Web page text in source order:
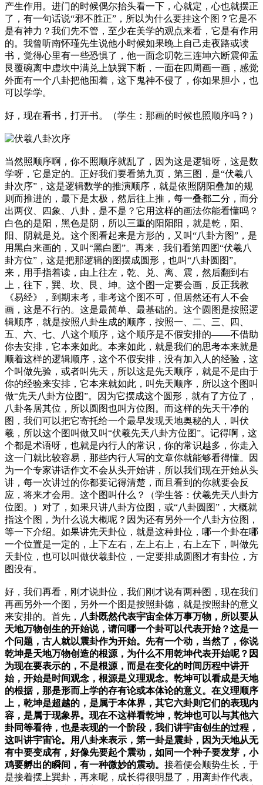
产生作用。进门的时候偶尔抬头看一下，心就定，心也就摆正
了，有一句话说“邪不胜正”，所以为什么要挂这个图？它是不
是有神力？我们先不管，至少在美学的观点来看，它是有作用
的。我曾听南怀瑾先生说他小时候如果晚上自己走夜路或读
书，觉得心里有一些恐惧了，他一面念叨乾三连坤六断震仰盂
艮覆碗离中虚坎中满兑上缺巽下断，一面在四周画一画，感觉
外面有一个八卦把他围着，这下鬼神不侵了，你如果胆小，也
可以学学。
好，现在看书，打开书。 （学生：那画的时候也照顺序吗？）
当然照顺序啊，你不照顺序就乱了，因为这是逻辑呀，这是数
学呀，它是定的。正好我们要看第九页，第三图，是“伏羲八
卦次序”，这是逻辑数学的推演顺序，就是依照阴阳叠加的规
则而推进的，最下是太极，然后往上推，每一叠都二分，而分
出两仪、四象、八卦，是不是？它用这样的画法你能看懂吗？
白色的是阳，黑色是阴，所以三重的阳阳阳，就是乾，阳、
阳、阴就是兑。这个图看起来是方形的，又叫“八卦方图”，是
用黑白来画的，又叫“黑白图”。再来，我们看第四图“伏羲八
卦方位”，这是把那逻辑的图摆成圆形，也叫“八卦圆图”。
来，用手指着读，由上往左，乾、兑、离、震，然后翻到右
上，往下，巽、坎、艮、坤。这个图一定要会画，反正我教
《易经》，到期末考，非考这个图不可，但居然还有人不会
画，这是不行的。这是最简单、最基础的。这个圆图是按照逻
辑顺序，就是按照八卦生成的顺序，按照一、二、三、四、
五、六、七、八这个顺序，这个顺序是不假安排的——不借助
你去安排，它本来如此。本来如此，就是我们的思考本来就是
顺着这样的逻辑顺序，这个不假安排，没有加入人的经验，这
个叫做先验，或者叫先天，所以这是先天顺序，就是不是由于
你的经验来安排，它本来就如此，叫先天顺序，所以这个图叫
做“先天八卦方位图”。因为它摆成这个圆形，就有了方位了，
八卦各居其位，所以圆图也叫方位图。而这样的先天干净的
图，我们可以把它寄托给一个最早发现天地奥秘的人，叫伏
羲，所以这个图叫做又叫“伏羲先天八卦方位图”。记得啊，这
个都是术语呀，也就是内行人的常识，你的常识越多，你走入
这一门就比较容易，那些内行人写的文章你就能够看得懂。因
为一个专家讲话作文不会从头开始讲，所以我们现在开始从头
讲，每一次讲过的你都要记得清楚，而且看到的你就要会反
应，将来才会用。这个图叫什么？
（学生答：伏羲先天八卦方
位图。） 对了，如果只讲八卦方位图，或“八卦圆图”，大概就
指这个图，为什么说大概呢？因为还有另外一个八卦方位图，
等一下介绍。如果讲先天卦位，就是这种卦位，哪一个卦在哪
一个位置是一定的，上下左右，左上右上，右上左下，叫做先
天卦位，也可以叫做伏羲卦位，一定要排成圆图才有卦位，方
图没有。
好，我们再看，刚才说卦位，我们刚才说有两种图，现在我们
再画另外一个图，另外一个图是按照卦德，就是按照卦的意义
来安排的。首先， 八卦既然代表宇宙全体万事万物，所以要从
天地万物创生的开始说，请问哪一个卦可以代表开始？这是一
个问题，古人就以震卦作为开始。先有一个动，当然了，你说
乾坤是天地万物创造的根源，为什么不用乾坤代表开始呢？因
为现在要表示的，不是根源，而是在变化的时间历程中讲开
始，开始是时间观念，根源是义理观念。乾坤可以看成是天地
的根据，那是形而上学的存有论或本体论的意义。在义理顺序
上，乾坤是超越的，是属于本体界，其它六卦则它们的表现内
容，是属于现象界。现在不这样看乾坤，乾坤也可以与其他六
卦同等看待，也是表现的一个阶段，我们讲宇宙创生的过程，
这叫讲宇宙论。用八卦来表示，第一卦是震卦，因为天地从无
有中要变成有，好像先要起个震动，如同一个种子要发芽，小
鸡要孵出的瞬间，有一种微妙的震动。 接着便会顺势生长，于
是接着摆上巽卦，再来呢，成长得很明显了，用离卦作代表。